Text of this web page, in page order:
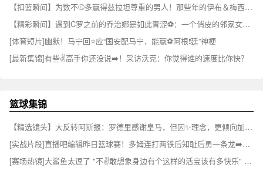
【扣篮瞬间】为数不⚾多赢得兹拉坦尊重的男人！那些年的伊布＆梅西~✌️
【精彩瞬间】遇到C罗之前的乔治娜是如此青涩⚽：一个俏皮的邻家女孩~
[体育短片]幽默！马宁回⭐应“国安配马宁，能赢⚽阿根❗廷”神梗
[最新集锦]有些✌️高手你还没说➡️！采访沃克：你觉得谁的速度比你快？
篮球集锦
【精选镜头】大反转阿斯报：罗德里感谢皇马，但因✨理念，更倾向加盟巴萨⚾
[实战片段]直播吧编辑昨日篮球赛！多姆连打两铁后知耻后勇一条龙➡️连过数人！⚽
[赛场热镜]大鲨鱼太逗了 "不✌️敢想象身边有个这样的活宝该有多快乐" ...⬅️